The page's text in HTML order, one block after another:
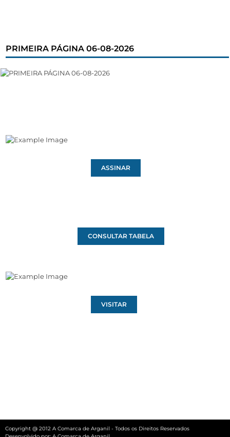
PRIMEIRA PÁGINA 06-08-2026
ASSINAR
CONSULTAR TABELA
VISITAR
Copyright @ 2012 A Comarca de Arganil - Todos os Direitos Reservados